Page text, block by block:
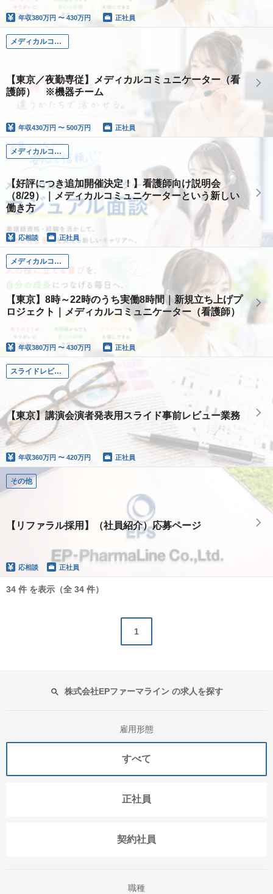
年収380万円 〜 430万円 正社員
メディカルコミュニケーター（看護師）
【東京／夜勤専従】メディカルコミュニケーター（看
護師） ※機器チーム
年収430万円 〜 500万円 正社員
メディカルコミュニケーター（看護師）
【好評につき追加開催決定！】看護師向け説明会
（8/29）｜メディカルコミュニケーターという新しい
働き方
応相談 正社員
メディカルコミュニケーター（看護師）
【東京】8時～22時のうち実働8時間｜新規立ち上げプ
ロジェクト｜メディカルコミュニケーター（看護師）
年収380万円 〜 430万円 正社員
スライドレビュー（薬剤師・MR）
【東京】講演会演者発表用スライド事前レビュー業務
年収360万円 〜 420万円 正社員
その他
【リファラル採用】（社員紹介）応募ページ
応相談 正社員
34 件 を表示（全 34 件）
1
株式会社EPファーマライン の求人を探す
雇用形態
すべて
正社員
契約社員
職種